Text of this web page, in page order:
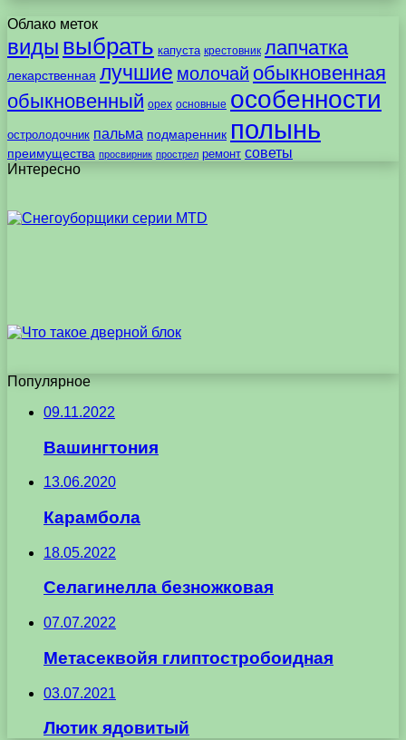
Облако меток
виды выбрать капуста крестовник лапчатка
лекарственная лучшие молочай обыкновенная
обыкновенный орех основные особенности
остролодочник пальма подмаренник полынь
преимущества просвирник прострел ремонт советы
Интересно
Популярное
09.11.2022
Вашингтония
13.06.2020
Карамбола
18.05.2022
Селагинелла безножковая
07.07.2022
Метасеквойя глиптостробоидная
03.07.2021
Лютик ядовитый